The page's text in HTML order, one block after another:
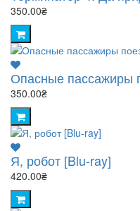
350.00₴
Опасные пассажиры
350.00₴
Я, робот [Blu-ray]
420.00₴